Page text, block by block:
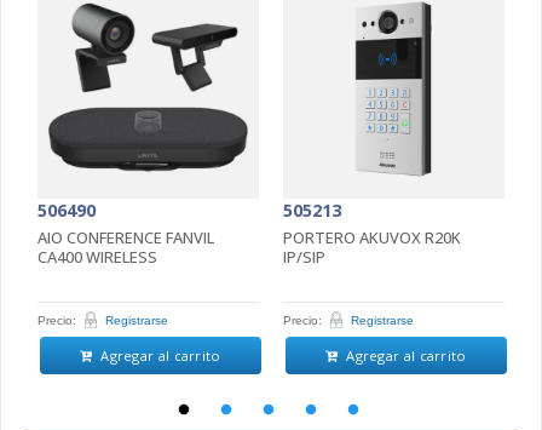
506490
AIO CONFERENCE FANVIL
CA400 WIRELESS
Precio: Registrarse
Agregar al carrito
505213
PORTERO AKUVOX R20K
IP/SIP
Precio: Registrarse
Agregar al carrito